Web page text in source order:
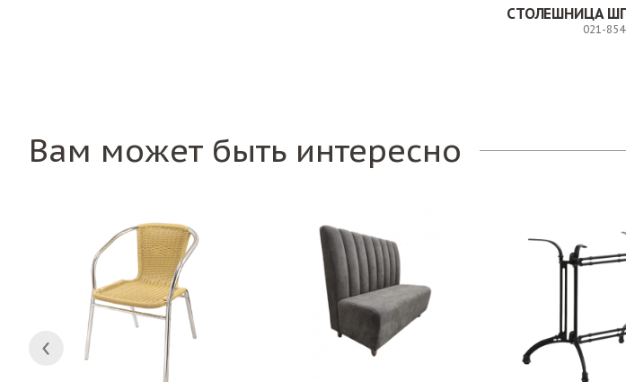
021-854
Вам может быть интересно